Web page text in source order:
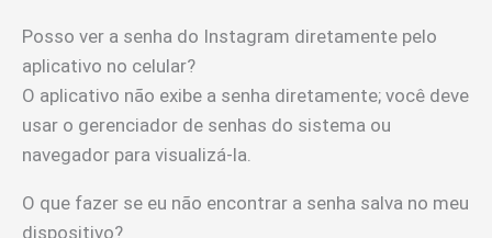
Posso ver a senha do Instagram diretamente pelo
aplicativo no celular?
O aplicativo não exibe a senha diretamente; você deve
usar o gerenciador de senhas do sistema ou
navegador para visualizá-la.
O que fazer se eu não encontrar a senha salva no meu
dispositivo?